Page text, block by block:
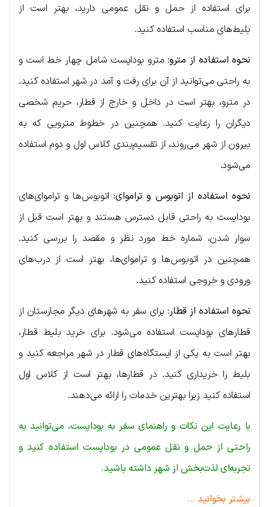
برای استفاده از حمل و نقل عمومی دارید، بهتر است از
بلیط‌های مناسب استفاده کنید.
نحوه استفاده از مترو:مترو بوداپست شامل چهار خط است و
به راحتی می‌توانید از آن برای رفت و آمد در شهر استفاده کنید.
در مترو، بهتر است در داخل و خارج از قطار، حریم شخصی
دیگران را رعایت کنید. همچنین در خطوط مترویی که به
بیرون از شهر می‌روند، از تقسیم‌بندی کلاس اول و دوم استفاده
می‌شود.
نحوه استفاده از اتوبوس و تراموای:اتوبوس‌ها و تراموای‌های
بوداپست به راحتی قابل دسترس هستند و بهتر است قبل از
سوار شدن، شماره خط مورد نظر و مقصد را بررسی کنید.
همچنین در اتوبوس‌ها و تراموای‌ها، بهتر است از درب‌های
ورودی و خروجی استفاده کنید.
نحوه استفاده از قطار:برای سفر به شهرهای دیگر مجارستان از
قطارهای بوداپست استفاده می‌شود. برای خرید بلیط قطار،
بهتر است به یکی از ایستگاه‌های قطار در شهر مراجعه کنید و
بلیط را خریداری کنید. در قطارها، بهتر است از کلاس اول
استفاده کنید زیرا بهترین خدمات را ارائه می‌دهند.
با رعایت این نکات و راهنمای سفر به بوداپست، می‌توانید به
راحتی از حمل و نقل عمومی در بوداپست استفاده کنید و
تجربه‌ای لذت‌بخش از شهر داشته باشید.
بیشتر بخوانید …